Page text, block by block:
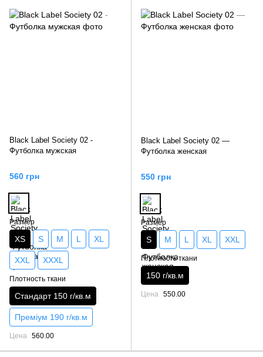
Black Label Society 02 -
Футболка мужская
560 грн
Размер
XS S M L XL
XXL XXXL
Плотность ткани
Стандарт 150 г/кв.м
Преміум 190 г/кв.м
Цена 560.00
Black Label Society 02 —
Футболка женская
550 грн
Размер
S M L XL XXL
Плотность ткани
150 г/кв.м
Цена 550.00